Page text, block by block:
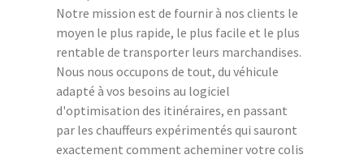
Notre mission est de fournir à nos clients le
moyen le plus rapide, le plus facile et le plus
rentable de transporter leurs marchandises.
Nous nous occupons de tout, du véhicule
adapté à vos besoins au logiciel
d'optimisation des itinéraires, en passant
par les chauffeurs expérimentés qui sauront
exactement comment acheminer votre colis